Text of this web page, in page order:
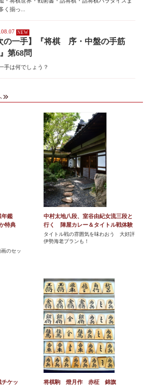
く揃っ...
の一手】『将棋 序・中盤の手筋
第68問
手は何でしょう？
年鑑
特典
のセッ
中村太地八段、室谷由紀女流三段と
行く 陣屋カレー＆タイトル戦体験
タイトル戦の雰囲気を味わおう 大好評
伊勢海老プランも！
ケッ
将棋駒 燈月作 赤柾 錦旗